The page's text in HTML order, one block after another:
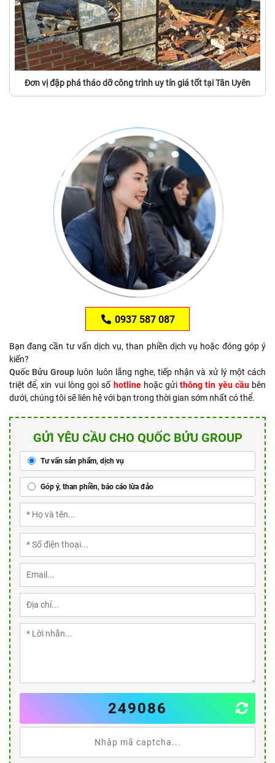
Đơn vị đập phá tháo dỡ công trình uy tín giá tốt tại Tân Uyên
0937 587 087
Bạn đang cần tư vấn dịch vụ, than phiền dịch vụ hoặc đóng góp ý
kiến?
Quốc Bửu Group luôn luôn lắng nghe, tiếp nhận và xử lý một cách
triệt để, xin vui lòng gọi số hotlinehoặc gửithông tin yêu cầubên
dưới, chúng tôi sẽ liên hệ với bạn trong thời gian sớm nhất có thể.
GỬI YÊU CẦU CHO QUỐC BỬU GROUP
Tư vấn sản phẩm, dịch vụ
Góp ý, than phiền, báo cáo lừa đảo
249086